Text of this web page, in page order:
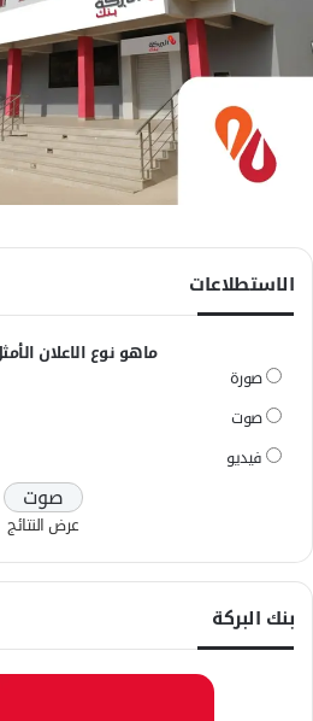
الاستطلاعات
ماهو نوع الاعلان
صورة
صوت
فيديو
عرض النتائج
بنك البركة